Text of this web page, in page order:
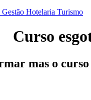
Gestão Hotelaria Turismo
Curso
mas o curso